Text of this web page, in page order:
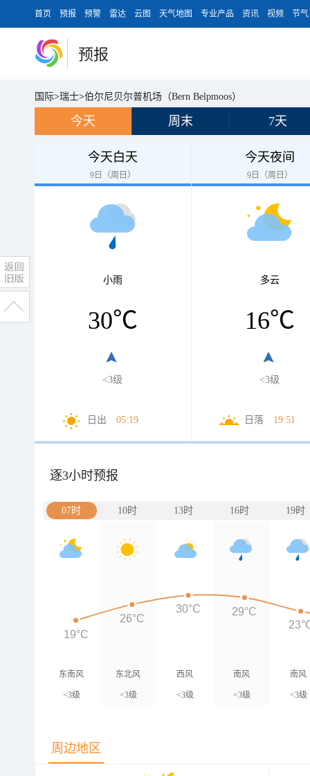
首页 预报 预警 雷达 云图 天气地图 专业产品 资讯 视频 节气
预报
国际>瑞士>伯尔尼贝尔普机场（Bern Belpmoos）
今天 周末 7天
今天白天
9日（周日）
小雨
30℃
<3级
日出 05:19
今天夜间
9日（周日）
多云
16℃
<3级
日落 19:51
逐3小时预报
07时 10时 13时 16时 19时
东南风
<3级
东北风
<3级
西风
<3级
南风
<3级
南风
<3级
19°C
26°C
30°C 29°C
周边地区